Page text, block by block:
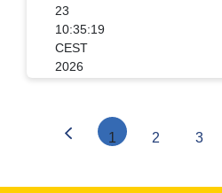
23
10:35:19
CEST
2026
1 2 3